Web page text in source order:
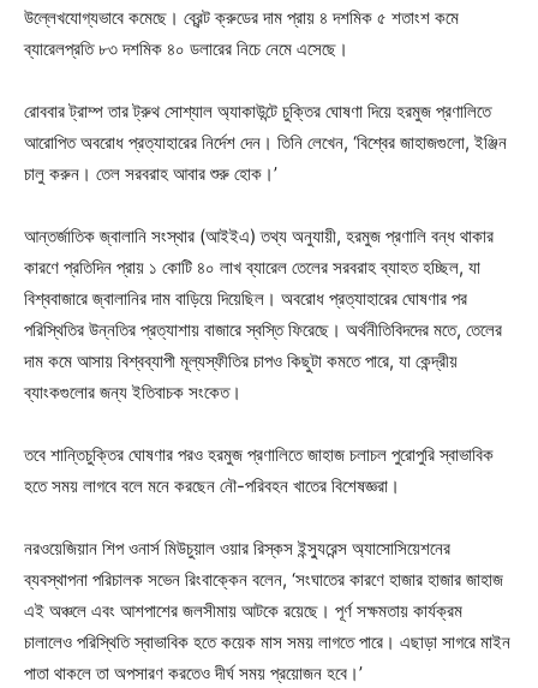
উল্লেখযোগ্যভাবে কমেছে। ব্রেন্ট ক্রুডের দাম প্রায় ৪ দশমিক ৫ শতাংশ কমে
ব্যারেলপ্রতি ৮৩ দশমিক ৪০ ডলারের নিচে নেমে এসেছে।
রোববার ট্রাম্প তার ট্রুথ সোশ্যাল অ্যাকাউন্টে চুক্তির ঘোষণা দিয়ে হরমুজ প্রণালিতে
আরোপিত অবরোধ প্রত্যাহারের নির্দেশ দেন। তিনি লেখেন, ‘বিশ্বের জাহাজগুলো, ইঞ্জিন
চালু করুন। তেল সরবরাহ আবার শুরু হোক।’
আন্তর্জাতিক জ্বালানি সংস্থার (আইইএ) তথ্য অনুযায়ী, হরমুজ প্রণালি বন্ধ থাকার
কারণে প্রতিদিন প্রায় ১ কোটি ৪০ লাখ ব্যারেল তেলের সরবরাহ ব্যাহত হচ্ছিল, যা
বিশ্ববাজারে জ্বালানির দাম বাড়িয়ে দিয়েছিল। অবরোধ প্রত্যাহারের ঘোষণার পর
পরিস্থিতির উন্নতির প্রত্যাশায় বাজারে স্বস্তি ফিরেছে। অর্থনীতিবিদদের মতে, তেলের
দাম কমে আসায় বিশ্বব্যাপী মূল্যস্ফীতির চাপও কিছুটা কমতে পারে, যা কেন্দ্রীয়
ব্যাংকগুলোর জন্য ইতিবাচক সংকেত।
তবে শান্তিচুক্তির ঘোষণার পরও হরমুজ প্রণালিতে জাহাজ চলাচল পুরোপুরি স্বাভাবিক
হতে সময় লাগবে বলে মনে করছেন নৌ-পরিবহন খাতের বিশেষজ্ঞরা।
নরওয়েজিয়ান শিপ ওনার্স মিউচুয়াল ওয়ার রিস্কস ইন্স্যুরেন্স অ্যাসোসিয়েশনের
ব্যবস্থাপনা পরিচালক সভেন রিংবাক্কেন বলেন, ‘সংঘাতের কারণে হাজার হাজার জাহাজ
এই অঞ্চলে এবং আশপাশের জলসীমায় আটকে রয়েছে। পূর্ণ সক্ষমতায় কার্যক্রম
চালালেও পরিস্থিতি স্বাভাবিক হতে কয়েক মাস সময় লাগতে পারে। এছাড়া সাগরে মাইন
পাতা থাকলে তা অপসারণ করতেও দীর্ঘ সময় প্রয়োজন হবে।’